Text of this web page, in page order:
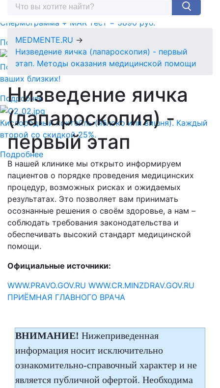
Спермограмма + MAR тест = 5890 руб.
Подробнее
Подарочный сертификат-идеальный подарок для
ваших близких!
Подробнее
Кислородный коктейль (яблоко или вишня). Каждый
второй со скидкой 25%.
Подробнее
MEDMENTE.RU →
Низведение яичка (лапароскопия) - первый
этап. Методы оказания медицинской помощи
Низведение яичка
(лапароскопия) -
первый этап
В нашей клинике мы открыто информируем
пациентов о порядке проведения медицинских
процедур, возможных рисках и ожидаемых
результатах. Это позволяет вам принимать
осознанные решения о своём здоровье, а нам –
соблюдать требования законодательства и
обеспечивать высокий стандарт медицинской
помощи.
Официальные источники:
WWW.PRAVO.GOV.RU WWW.CR.MINZDRAV.GOV.RU
ПРИЁМНАЯ ГЛАВНОГО ВРАЧА
ВНИМАНИЕ! Нижеприведенная
информация носит исключительно
ознакомительно-справочный характер и не
является публичной офертой. Необходима